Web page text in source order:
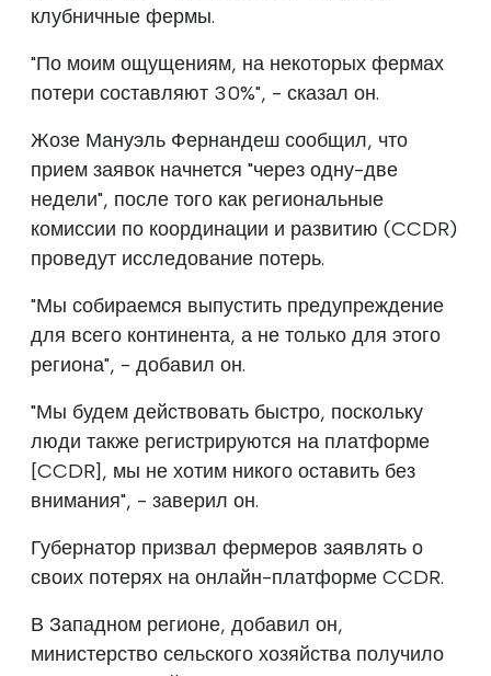
клубничные фермы.
"По моим ощущениям, на некоторых фермах
потери составляют 30%", - сказал он.
Жозе Мануэль Фернандеш сообщил, что
прием заявок начнется "через одну-две
недели", после того как региональные
комиссии по координации и развитию (CCDR)
проведут исследование потерь.
"Мы собираемся выпустить предупреждение
для всего континента, а не только для этого
региона", - добавил он.
"Мы будем действовать быстро, поскольку
люди также регистрируются на платформе
[CCDR], мы не хотим никого оставить без
внимания", - заверил он.
Губернатор призвал фермеров заявлять о
своих потерях на онлайн-платформе CCDR.
В Западном регионе, добавил он,
министерство сельского хозяйства получило